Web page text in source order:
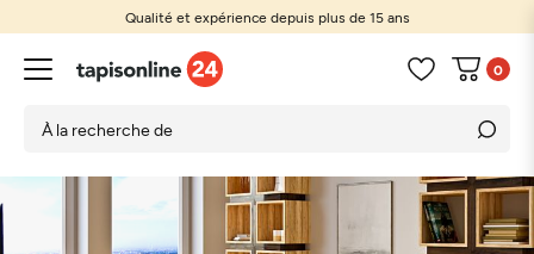
Qualité et expérience depuis plus de 15 ans
0